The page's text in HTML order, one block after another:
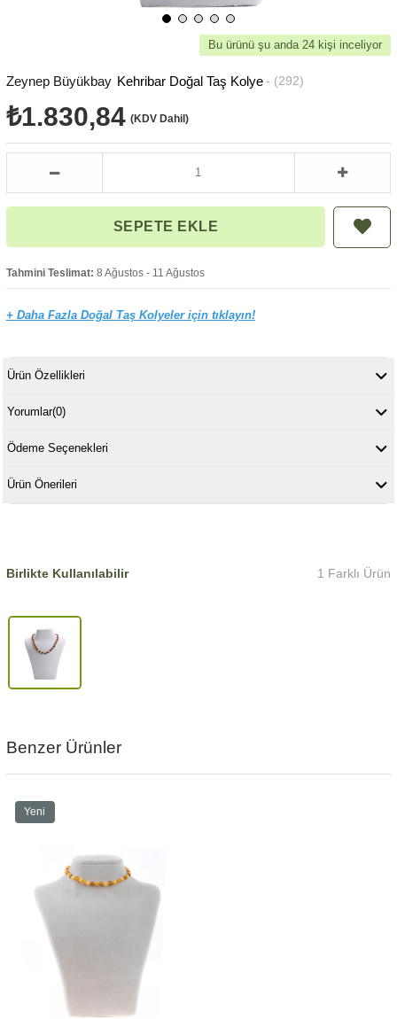
Bu ürünü şu anda 24 kişi inceliyor
Zeynep Büyükbay Kehribar Doğal Taş Kolye (292)
₺1.830,84 (KDV Dahil)
Tahmini Teslimat: 8 Ağustos - 11 Ağustos
+ Daha Fazla Doğal Taş Kolyeler için tıklayın!
Ürün Özellikleri
Yorumlar(0)
Ödeme Seçenekleri
Ürün Önerileri
Birlikte Kullanılabilir 1 Farklı Ürün
Benzer Ürünler
Yeni